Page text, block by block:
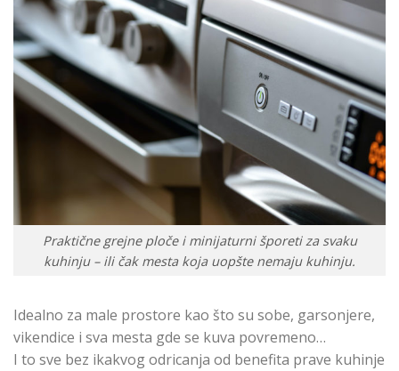
Praktične grejne ploče i minijaturni šporeti za svaku
kuhinju – ili čak mesta koja uopšte nemaju kuhinju.
Idealno za male prostore kao što su sobe, garsonjere,
vikendice i sva mesta gde se kuva povremeno…
I to sve bez ikakvog odricanja od benefita prave kuhinje